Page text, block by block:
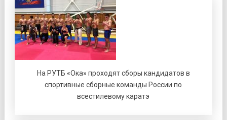
На РУТБ «Ока» проходят сборы кандидатов в
спортивные сборные команды России по
всестилевому каратэ